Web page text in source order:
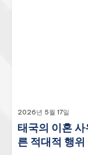
2026년 5월 17일
태국의 이혼
른 적대적 행